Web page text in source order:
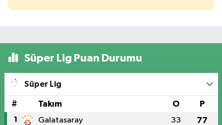
Süper Lig Puan Durumu
Süper Lig
# Takım O P
1 Galatasaray 33 77